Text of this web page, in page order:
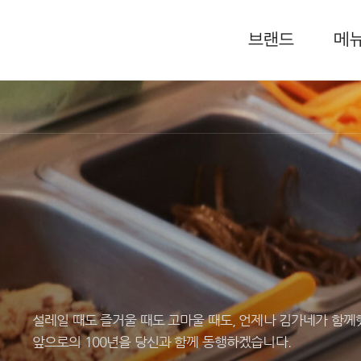
설레일 때도 즐거울 때도 고마울 때도, 언제나 김가네가 함께
앞으로의 100년을 당신과 함께 동행하겠습니다.
브랜드 메